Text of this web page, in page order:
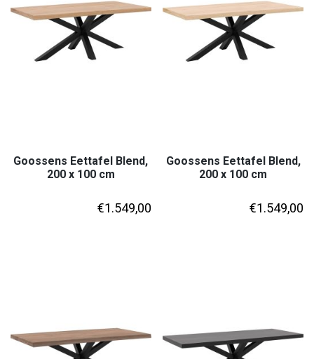
Goossens Eettafel Blend,
200 x 100 cm
€1.549,00
Goossens Eettafel Blend,
200 x 100 cm
€1.549,00